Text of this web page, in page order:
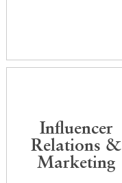
Influencer
Relations &
Marketing